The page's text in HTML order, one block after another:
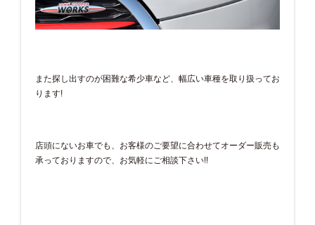
また探し出すのが困難な希少車など、幅広い車種を取り扱ってお
ります!
店頭にないお車でも、お客様のご要望に合わせてオーダー販売も
承っておりますので、お気軽にご相談下さい!!